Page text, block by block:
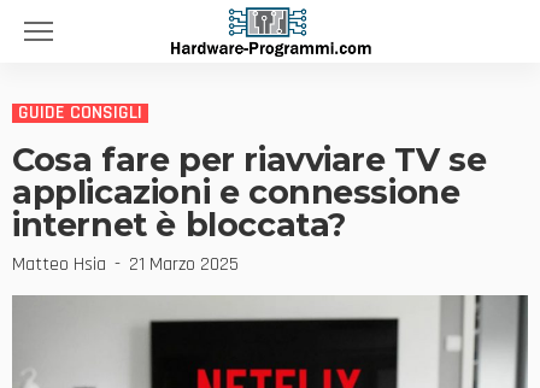
GUIDE CONSIGLI
Cosa fare per riavviare TV se
applicazioni e connessione
internet è bloccata?
Matteo Hsia 21 Marzo 2025